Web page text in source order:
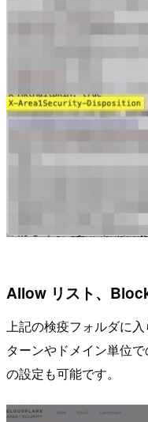
Allow リスト、
上記の検疫フォルダに
ターンやドメイン単位
の設定も可能です。